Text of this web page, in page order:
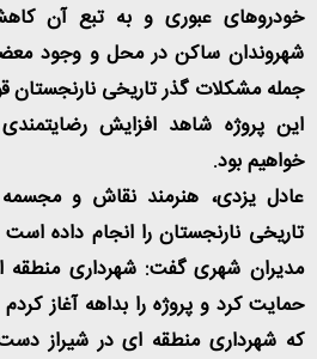
خودروهای عبوری و به تبع آن
شهروندان ساکن در محل و وجود
جمله مشکلات گذر تاریخی نارنجستان
این پروژه شاهد افزایش
خواهیم بود.
عادل یزدی، هنرمند نقاش و
تاریخی نارنجستان را انجام داده
مدیران شهری گفت: شهرداری منطقه
حمایت کرد و پروژه را بداهه آغاز
که شهرداری منطقه ای در شیراز